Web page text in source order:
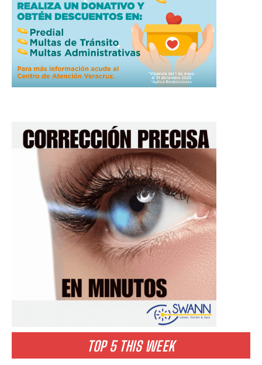
TOP 5 THIS WEEK